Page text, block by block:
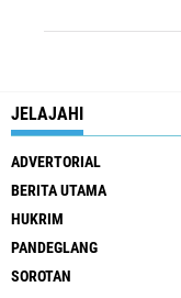
JELAJAHI
ADVERTORIAL
BERITA UTAMA
HUKRIM
PANDEGLANG
SOROTAN